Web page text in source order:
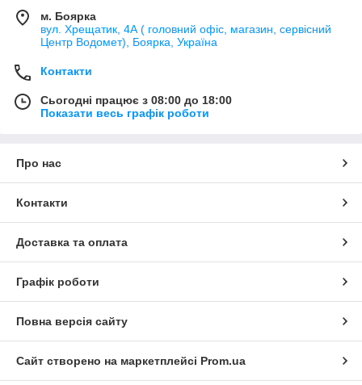
м. Боярка
вул. Хрещатик, 4А ( головний офіс, магазин, сервісний
Центр Водомет), Боярка, Україна
Контакти
Сьогодні працює з 08:00 до 18:00
Показати весь графік роботи
Про нас
Контакти
Доставка та оплата
Графік роботи
Повна версія сайту
Сайт створено на маркетплейсі Prom.ua